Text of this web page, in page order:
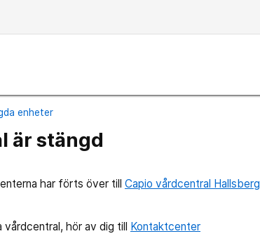
enheter
är stängd
har förts över till Capio vårdcentral Hallsberg
hör av dig till
Kontaktcenter